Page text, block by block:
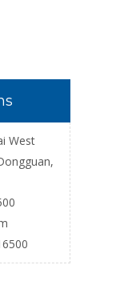
West
Metalldetektor mit Links- und Rechtsausleitung für Snacks